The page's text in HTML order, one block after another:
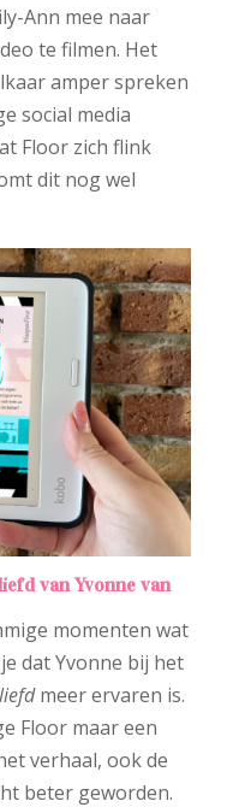
Ann mee naar
te filmen. Het
amper spreken
social media
Floor zich flink
dit nog wel
van Yvonne van
momenten wat
dat Yvonne bij het
meer ervaren is.
Floor maar een
verhaal, ook de
beter geworden.